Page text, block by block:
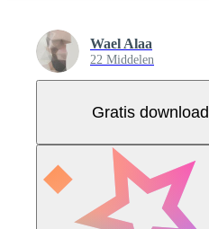
Wael Alaa
22 Middelen
Gratis download